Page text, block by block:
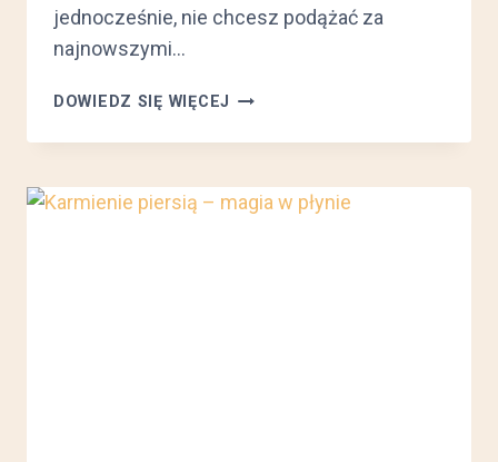
jednocześnie, nie chcesz podążać za
najnowszymi…
DOWIEDZ SIĘ WIĘCEJ MINIMALISTYCZNA
DLA